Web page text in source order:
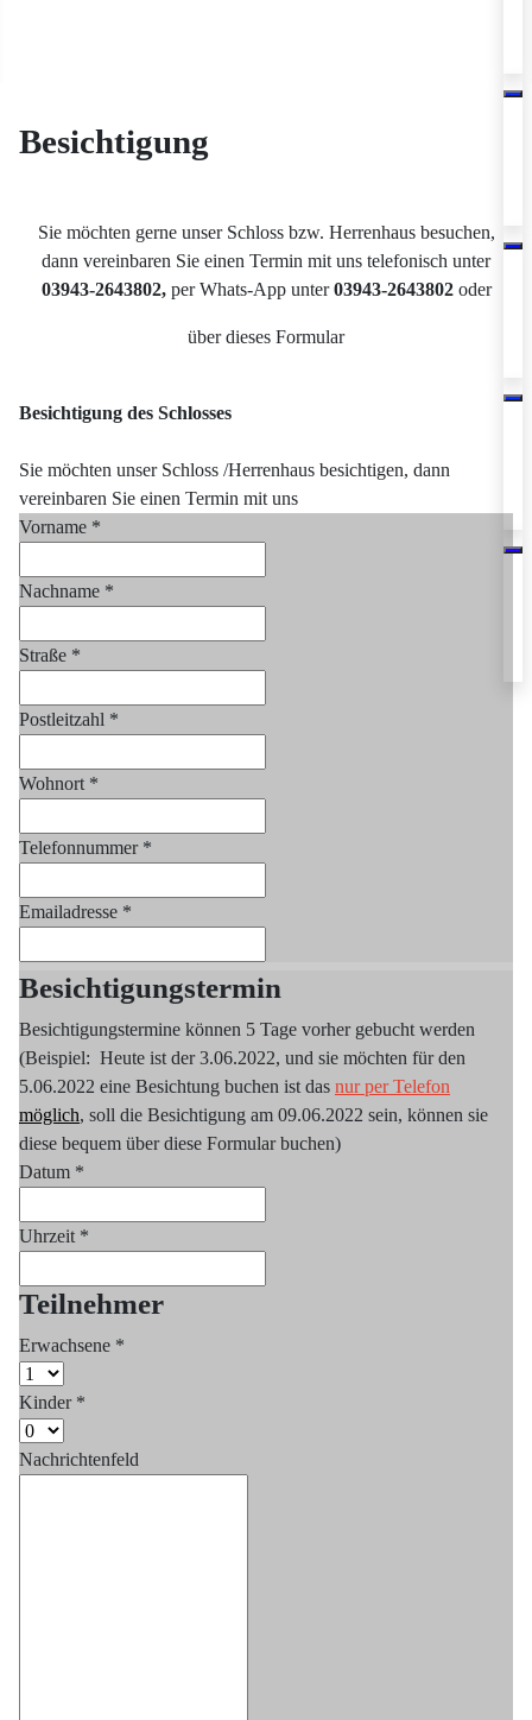
Besichtigung
Sie möchten gerne unser Schloss bzw. Herrenhaus besuchen,
dann vereinbaren Sie einen Termin mit uns telefonisch unter
03943-2643802, per Whats-App unter03943-2643802 oder
über dieses Formular
Besichtigung des Schlosses
Sie möchten unser Schloss /Herrenhaus besichtigen, dann
vereinbaren Sie einen Termin mit uns
Vorname *
Nachname *
Straße *
Postleitzahl *
Wohnort *
Telefonnummer *
Emailadresse *
Besichtigungstermin
Besichtigungstermine können 5 Tage vorher gebucht werden
(Beispiel: Heute ist der 3.06.2022, und sie möchten für den
5.06.2022 eine Besichtung buchen ist das nur per Telefon
möglich, soll die Besichtigung am 09.06.2022 sein, können sie
diese bequem über diese Formular buchen)
Datum *
Uhrzeit *
Teilnehmer
Erwachsene *
Kinder *
Nachrichtenfeld